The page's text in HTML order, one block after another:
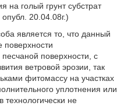
на голый грунт субстрат
20.04.08г.)
является то, что данный
поверхности
поверхности, с
ветровой эрозии, так
фитомассу на участках
уплотнения или
не